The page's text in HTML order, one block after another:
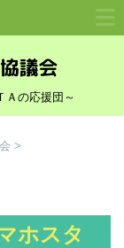
Ａの応援団～
>
ホスタ